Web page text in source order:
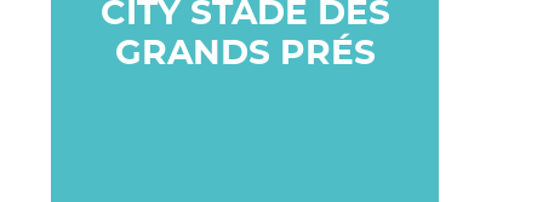
CITY STADE DES
GRANDS PRÉS